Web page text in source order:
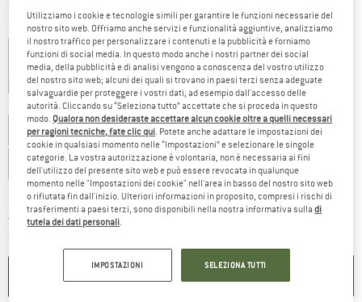
Colore:Navy / Medium Blue
35% 35% 35% 40% 50%
Scegli la taglia:
EU92 EU98 EU104 EU110 EU116 EU128
EU140 EU152 EU164
Guida alle taglie
Tempi di consegna: 3-5 giorni lavorativi
NEL CARRELLO
Utilizziamo i cookie e tecnologie simili per garantire le funzioni necessarie del
nostro sito web. Offriamo anche servizi e funzionalità aggiuntive, analizziamo
il nostro traffico per personalizzare i contenuti e la pubblicità e forniamo
funzioni di social media. In questo modo anche i nostri partner dei social
media, della pubblicità e di analisi vengono a conoscenza del vostro utilizzo
del nostro sito web; alcuni dei quali si trovano in paesi terzi senza adeguate
salvaguardie per proteggere i vostri dati, ad esempio dall'accesso delle
autorità. Cliccando su “Seleziona tutto” accettate che si proceda in questo
modo. Qualora non desideraste accettare alcun cookie oltre a quelli necessari
per ragioni tecniche, fate clic qui . Potete anche adattare le impostazioni dei
cookie in qualsiasi momento nelle “Impostazioni” e selezionare le singole
categorie. La vostra autorizzazione è volontaria, non è necessaria ai fini
dell'utilizzo del presente sito web e può essere revocata in qualunque
momento nelle "Impostazioni dei cookie" nell'area in basso del nostro sito web
o rifiutata fin dall'inizio. Ulteriori informazioni in proposito, compresi i rischi di
trasferimenti a paesi terzi, sono disponibili nella nostra informativa sulladi
tutela dei dati personali
IMPOSTAZIONI SELEZIONA TUTTI